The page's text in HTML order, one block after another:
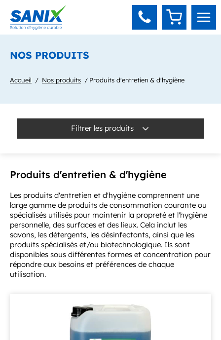
Panneau de gestion des cookies
NOS PRODUITS
Accueil Nos produits Produits d'entretien & d'hygiène
Filtrer les produits
Produits d'entretien & d'hygiène
Les produits d'entretien et d'hygiène comprennent une
large gamme de produits de consommation courante ou
spécialisés utilisés pour maintenir la propreté et l'hygiène
personnelle, des surfaces et des lieux. Cela inclut les
savons, les détergents, les désinfectants, ainsi que les
produits spécialisés et/ou biotechnologique. Ils sont
disponibles sous différentes formes et concentration pour
répondre aux besoins et préférences de chaque
utilisation.